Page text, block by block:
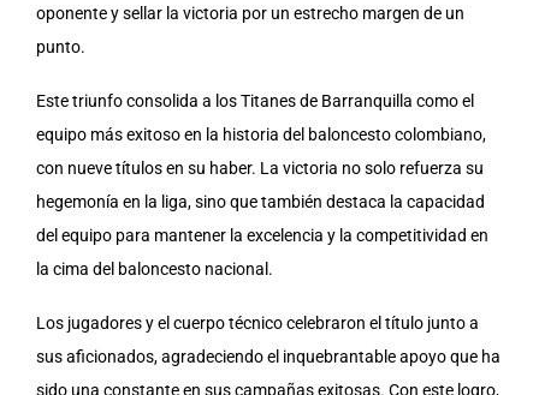
oponente y sellar la victoria por un estrecho margen de un
punto.
Este triunfo consolida a los Titanes de Barranquilla como el
equipo más exitoso en la historia del baloncesto colombiano,
con nueve títulos en su haber. La victoria no solo refuerza su
hegemonía en la liga, sino que también destaca la capacidad
del equipo para mantener la excelencia y la competitividad en
la cima del baloncesto nacional.
Los jugadores y el cuerpo técnico celebraron el título junto a
sus aficionados, agradeciendo el inquebrantable apoyo que ha
sido una constante en sus campañas exitosas. Con este logro,